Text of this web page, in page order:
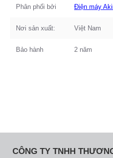
Phân phối bởi Điện máy
Nơi sản xuất: Việt Nam
Bảo hành 2 năm
CÔNG TY TNHH